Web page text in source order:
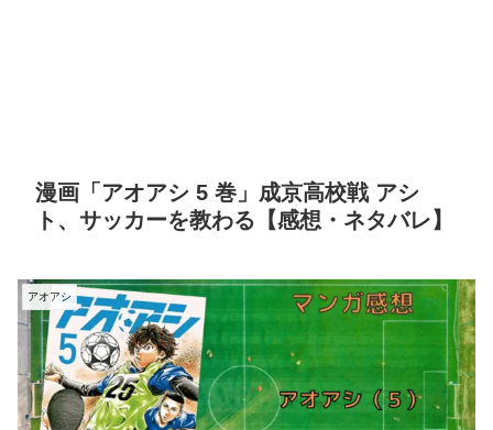
漫画「アオアシ 5 巻」成京高校戦 アシ
ト、サッカーを教わる【感想・ネタバレ】
アオアシ